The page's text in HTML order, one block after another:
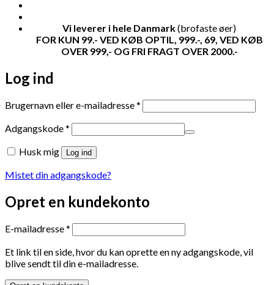
Vi leverer i hele Danmark(brofaste øer)
FOR KUN 99.- VED KØB OPTIL, 999.-, 69, VED KØB
OVER 999,- OG FRI FRAGT OVER 2000.-
Log ind
Brugernavn eller e-mailadresse*
Adgangskode*
Husk mig Log ind
Mistet din adgangskode?
Opret en kundekonto
E-mailadresse* Påkrævet
Et link til en side, hvor du kan oprette en ny adgangskode, vil
blive sendt til din e-mailadresse.